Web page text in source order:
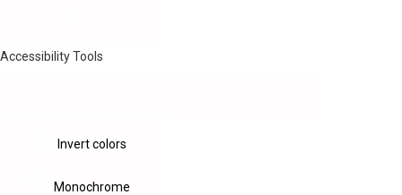
Accessibility Tools
Invert colors
Monochrome